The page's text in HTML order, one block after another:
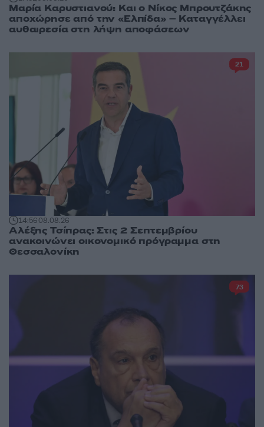
Μαρία Καρυστιανού: Και ο Νίκος Μπρουτζάκης
αποχώρησε από την «Ελπίδα» – Καταγγέλλει
αυθαιρεσία στη λήψη αποφάσεων
14:5608.08.26
Αλέξης Τσίπρας: Στις 2 Σεπτεμβρίου
ανακοινώνει οικονομικό πρόγραμμα στη
Θεσσαλονίκη
21
73